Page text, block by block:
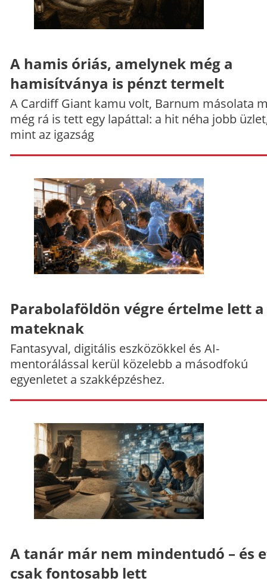
A hamis óriás, amelynek még a
hamisítványa is pénzt termelt
A Cardiff Giant kamu volt, Barnum másolata
még rá is tett egy lapáttal: a hit néha jobb
mint az igazság
Parabolaföldön végre értelme lett a
mateknak
Fantasyval, digitális eszközökkel és AI-
mentorálással kerül közelebb a másodfokú
egyenletet a szakképzéshez.
A tanár már nem mindentudó – és
csak fontosabb lett